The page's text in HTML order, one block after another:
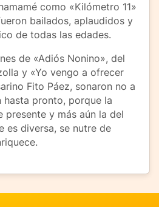
como «Kilómetro 11»
bailados, aplaudidos y
de todas las edades.
de «Adiós Nonino», del
y «Yo vengo a ofrecer
Fito Páez, sonaron no a
hasta pronto, porque la
presente y más aún la del
es diversa, se nutre de